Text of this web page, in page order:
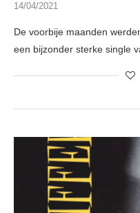
14/04/2021
De voorbije maanden
een bijzonder sterke single